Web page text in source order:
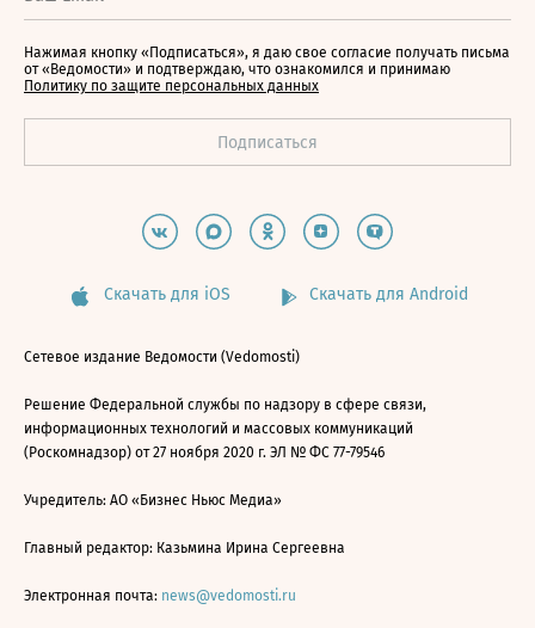
Нажимая кнопку «Подписаться», я даю свое согласие получать письма
от «Ведомости» и подтверждаю, что ознакомился и принимаю
Политику по защите персональных данных
Скачать для iOS Скачать для Android
Сетевое издание Ведомости (Vedomosti)
Решение Федеральной службы по надзору в сфере связи,
информационных технологий и массовых коммуникаций
(Роскомнадзор) от 27 ноября 2020 г. ЭЛ № ФС 77-79546
Учредитель: АО «Бизнес Ньюс Медиа»
Главный редактор: Казьмина Ирина Сергеевна
Электронная почта: news@vedomosti.ru